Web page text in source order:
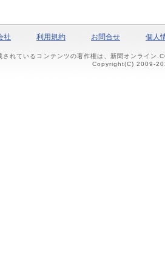
社 利用規約 お問合せ 個人
れているコンテンツの著作権は、新聞オンライン
Copyright(C) 2009-